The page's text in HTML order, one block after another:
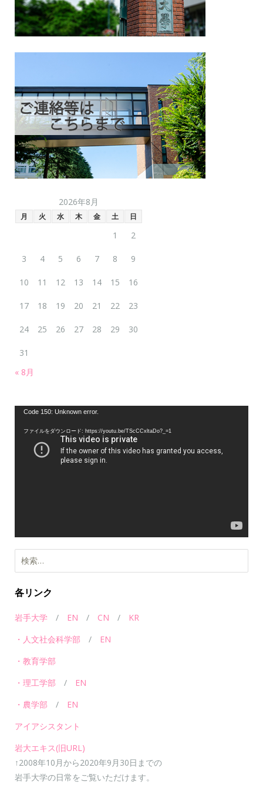
2026年8月
月 火 水 木 金 土 日
1 2
3 4 5 6 7 8 9
10 11 12 13 14 15 16
17 18 19 20 21 22 23
24 25 26 27 28 29 30
31
« 8月
Code 150: Unknown error.
ファイルをダウンロード: https://youtu.be/TScCCxltaDo?_=1
各リンク
岩手大学 / EN / CN / KR
・人文社会科学部 / EN
・教育学部
・理工学部 / EN
・農学部 / EN
アイアシスタント
岩大エキス(旧URL)
↑2008年10月から2020年9月30日までの
岩手大学の日常をご覧いただけます。